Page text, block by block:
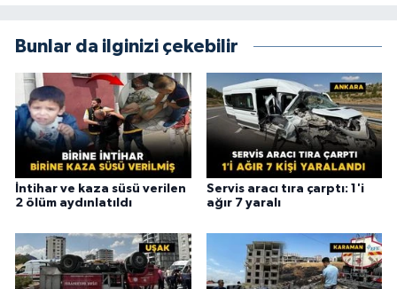
Bunlar da ilginizi çekebilir
İntihar ve kaza süsü verilen
2 ölüm aydınlatıldı
Servis aracı tıra çarptı: 1'i
ağır 7 yaralı